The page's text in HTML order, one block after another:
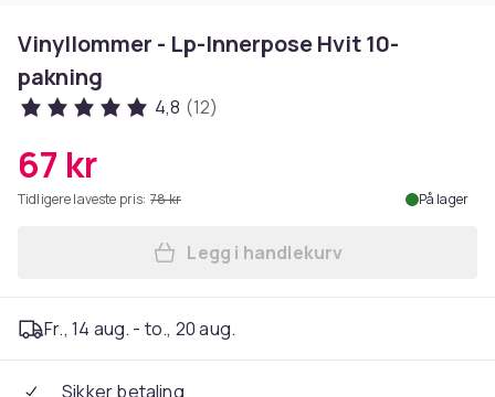
Vinyllommer - Lp-Innerpose Hvit 10-
pakning
4,8 (12)
67 kr
Tidligere laveste pris: 78 kr På lager
Legg Vinyllommer - Lp-
Legg i handlekurv
Fr., 14 aug. - to., 20 aug.
Sikker betaling